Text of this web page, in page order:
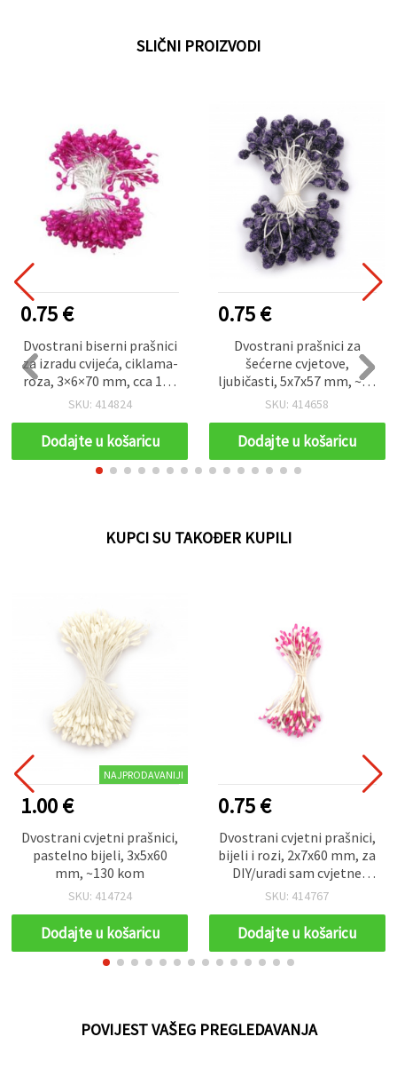
SLIČNI PROIZVODI
0.75 €
Dvostrani prašnici za
šećerne cvjetove,
ljubičasti, 5x7x57 mm, ~65
kom
SKU: 414658
Dodajte u košaricu
0.75 €
Crveni umjetni bobičasti
cvjetni prašnici obloženi
šećerom, 5 x 7 x 57 mm,
oko 65 kom. – hobi i
cvijeća, buketa,
scrapbooking i dekoraciju
torti
SKU: 414652
Dodajte u košaricu
KUPCI SU TAKOĐER KUPILI
NAJPRODAVANIJI
1.00 €
Dvostrani cvjetni prašnici,
pastelno bijeli, 3x5x60
mm, ~130 kom
SKU: 414724
Dodajte u košaricu
0.75 €
Dvostrani cvjetni prašnici,
bijeli i rozi, 2x7x60 mm, za
DIY/uradi sam cvjetne
dekoracije, ~144 kom
SKU: 414767
Dodajte u košaricu
POVIJEST VAŠEG PREGLEDAVANJA